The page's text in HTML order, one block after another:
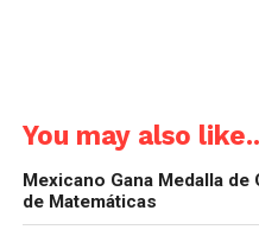
You may also
Mexicano Gana Medalla
de Matemáticas